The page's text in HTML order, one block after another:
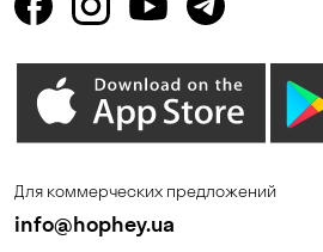
Для коммерческих предложений
info@hophey.ua